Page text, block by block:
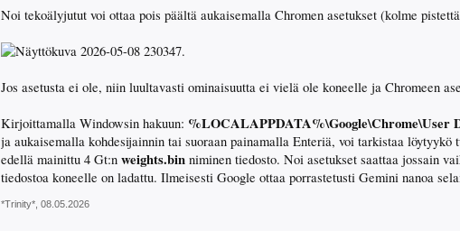
Noi tekoälyjutut voi ottaa pois päältä aukaisemalla Chromen asetukset (kolme
Jos asetusta ei ole, niin luultavasti ominaisuutta ei vielä ole koneelle ja Chromeen
Kirjoittamalla Windowsin hakuun: %LOCALAPPDATA%\Google\Chrome\User
ja aukaisemalla kohdesijainnin tai suoraan painamalla Enteriä, voi tarkistaa löytyykö
edellä mainittu 4 Gt:n weights.bin niminen tiedosto. Noi asetukset saattaa jossain
tiedostoa koneelle on ladattu. Ilmeisesti Google ottaa porrastetusti Gemini nanoa
*Trinity* 08.05.2026